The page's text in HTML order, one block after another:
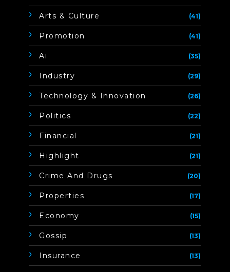
Arts & Culture (41)
Promotion (41)
Ai (35)
Industry (29)
Technology & Innovation (26)
Politics (22)
Financial (21)
Highlight (21)
Crime And Drugs (20)
Properties (17)
Economy (15)
Gossip (13)
Insurance (13)